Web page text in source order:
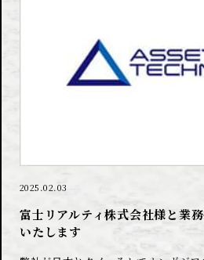
2025.02.03
富士リアルティ株式会社様と業
いたします